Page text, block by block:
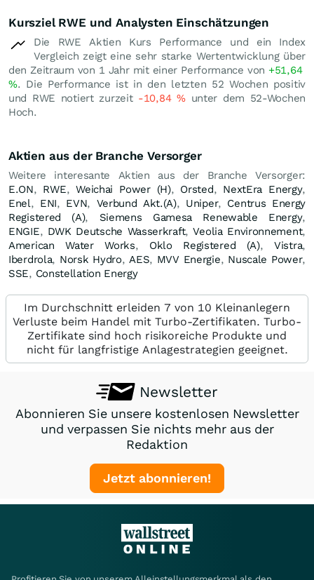
Kursziel RWE und Analysten Einschätzungen
Die RWE Aktien Kurs Performance und ein Index
Vergleich zeigt eine sehr starke Wertentwicklung über
den Zeitraum von 1 Jahr mit einer Performance von +51,64
%. Die Performance ist in den letzten 52 Wochen positiv
und RWE notiert zurzeit -10,84%unter dem 52-Wochen
Hoch.
Aktien aus der Branche Versorger
Weitere interesante Aktien aus der Branche Versorger:
E.ON, RWE,Weichai Power (H), Orsted, NextEra Energy,
Enel, ENI, EVN, Verbund Akt.(A), Uniper, Centrus Energy
Registered (A), Siemens Gamesa Renewable Energy,
ENGIE, DWK Deutsche Wasserkraft,Veolia Environnement,
American Water Works, Oklo Registered (A),Vistra,
Iberdrola, Norsk Hydro,AES, MVV Energie, Nuscale Power,
SSE, Constellation Energy
Im Durchschnitt erleiden 7 von 10 Kleinanlegern
Verluste beim Handel mit Turbo-Zertifikaten. Turbo-
Zertifikate sind hoch risikoreiche Produkte und
nicht für langfristige Anlagestrategien geeignet.
Newsletter
Abonnieren Sie unsere kostenlosen Newsletter
und verpassen Sie nichts mehr aus der
Redaktion
Jetzt abonnieren!